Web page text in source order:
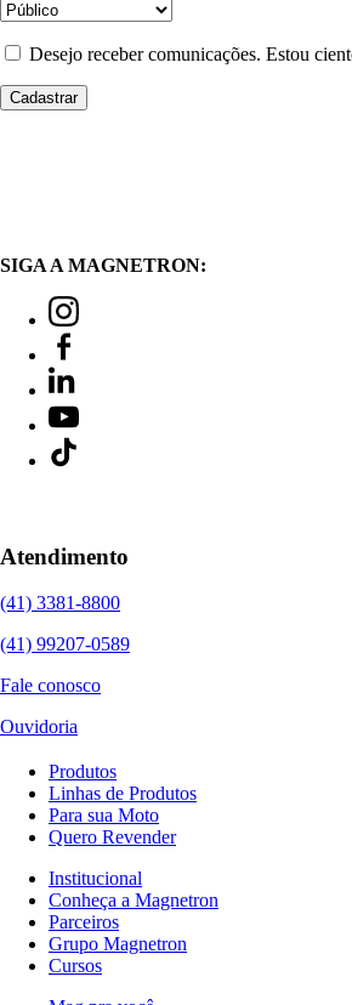
Desejo receber comunicações. Estou
SIGA A MAGNETRON:
Atendimento
(41) 3381-8800
(41) 99207-0589
Fale conosco
Ouvidoria
Produtos
Linhas de Produtos
Para sua Moto
Quero Revender
Institucional
Conheça a Magnetron
Parceiros
Grupo Magnetron
Cursos